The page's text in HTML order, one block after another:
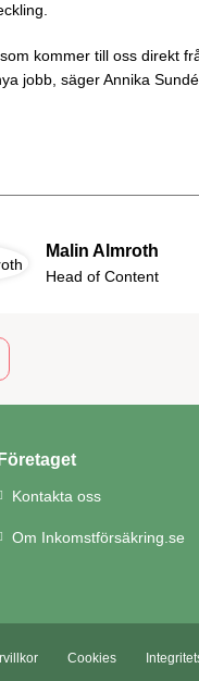
kommer till oss direkt
jobb, säger Annika
Malin Almroth
Head of Content
Företaget
Kontakta oss
Om Inkomstförsäkring.se
Cookies